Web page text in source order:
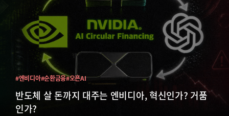
반도체 살 돈까지 대주는 엔비디아, 혁신인가? 거품
인가?
#엔비디아#순환금융#오픈AI